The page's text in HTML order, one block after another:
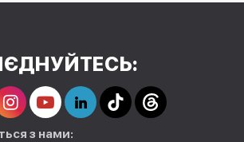
з нами: